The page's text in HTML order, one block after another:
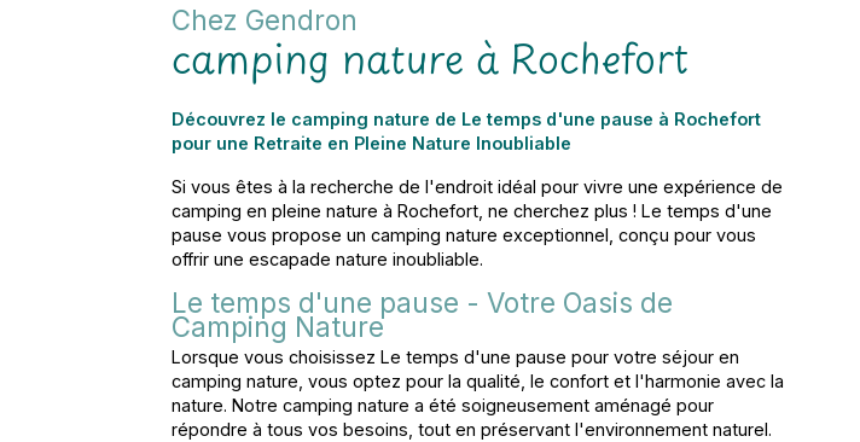
Chez Gendron
camping nature à Rochefort
Découvrez le camping nature de Le temps d'une pause à Rochefort
pour une Retraite en Pleine Nature Inoubliable
Si vous êtes à la recherche de l'endroit idéal pour vivre une expérience de
camping en pleine nature à Rochefort, ne cherchez plus ! Le temps d'une
pause vous propose un camping nature exceptionnel, conçu pour vous
offrir une escapade nature inoubliable.
Le temps d'une pause - Votre Oasis de
Camping Nature
Lorsque vous choisissez Le temps d'une pause pour votre séjour en
camping nature, vous optez pour la qualité, le confort et l'harmonie avec la
nature. Notre camping nature a été soigneusement aménagé pour
répondre à tous vos besoins, tout en préservant l'environnement naturel.